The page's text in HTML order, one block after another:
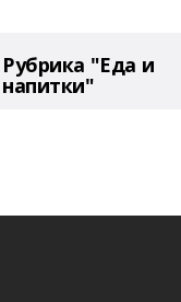
Рубрика "Еда и
напитки"